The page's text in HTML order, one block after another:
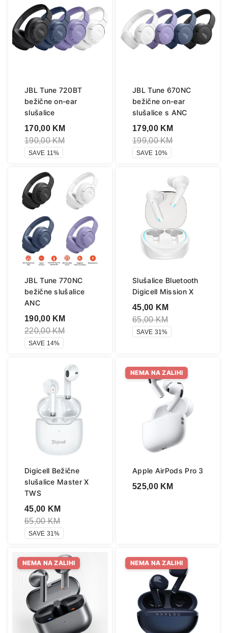
JBL Tune 720BT
bežične on-ear
slušalice
170,00 KM
190,00KM
SAVE 11%
JBL Tune 670NC
bežične on-ear
slušalice s ANC
179,00 KM
199,00KM
SAVE 10%
JBL Tune 770NC
bežične slušalice
ANC
190,00 KM
220,00KM
SAVE 14%
Slušalice Bluetooth
Digicell Mission X
45,00 KM
65,00KM
SAVE 31%
Digicell Bežične
slušalice Master X
TWS
45,00 KM
65,00KM
SAVE 31%
NEMA NA ZALIHI
Apple AirPods Pro 3
525,00 KM
NEMA NA ZALIHI NEMA NA ZALIHI